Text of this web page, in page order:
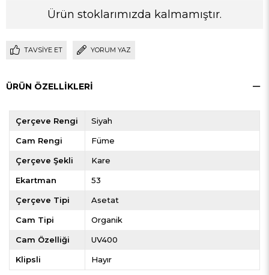
Ürün stoklarımızda kalmamıştır.
TAVSIYE ET YORUM YAZ
ÜRÜN ÖZELLIKLERI
Çerçeve Rengi Siyah
Cam Rengi Füme
Çerçeve Şekli Kare
Ekartman 53
Çerçeve Tipi Asetat
Cam Tipi Organik
Cam Özelliği UV400
Klipsli Hayır